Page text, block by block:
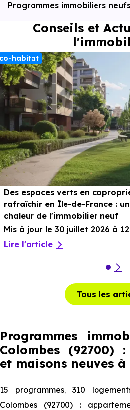
Programmes immobiliers
Conseils et
habitat
Des espaces verts en
rafraîchir en Île-de-France :
chaleur de l'immobilier neuf
Mis à jour le 30 juillet 2026 à
Lire l'article
Tous les
Programmes
Colombes (92700)
et maisons neuves à
15 programmes, 310
Colombes (92700) :